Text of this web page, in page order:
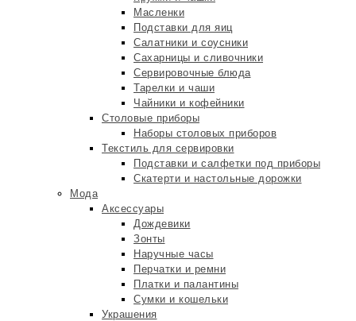
Масленки
Подставки для яиц
Салатники и соусники
Сахарницы и сливочники
Сервировочные блюда
Тарелки и чаши
Чайники и кофейники
Столовые приборы
Наборы столовых приборов
Текстиль для сервировки
Подставки и салфетки под приборы
Скатерти и настольные дорожки
Мода
Аксессуары
Дождевики
Зонты
Наручные часы
Перчатки и ремни
Платки и палантины
Сумки и кошельки
Украшения